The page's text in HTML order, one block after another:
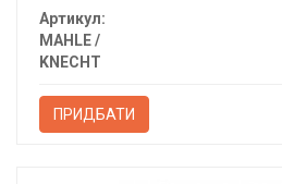
Артикул:
MAHLE /
KNECHT
ПРИДБАТИ